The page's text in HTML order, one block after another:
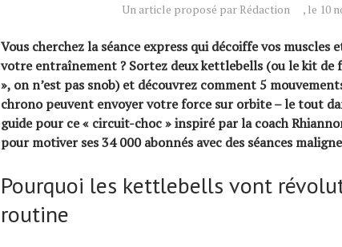
Un article proposé par Rédaction , le 10
Vous cherchez la séance express qui décoiffe vos muscles
votre entraînement ? Sortez deux kettlebells (ou le kit de
», on n’est pas snob) et découvrez comment 5
chrono peuvent envoyer votre force sur orbite – le tout
guide pour ce « circuit-choc » inspiré par la coach
pour motiver ses 34 000 abonnés avec des séances
Pourquoi les kettlebells vont
routine